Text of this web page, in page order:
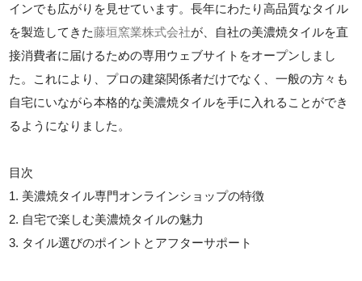
インでも広がりを見せています。長年にわたり高品質なタイル
を製造してきた藤垣窯業株式会社が、自社の美濃焼タイルを直
接消費者に届けるための専用ウェブサイトをオープンしまし
た。これにより、プロの建築関係者だけでなく、一般の方々も
自宅にいながら本格的な美濃焼タイルを手に入れることができ
るようになりました。
目次
1. 美濃焼タイル専門オンラインショップの特徴
2. 自宅で楽しむ美濃焼タイルの魅力
3. タイル選びのポイントとアフターサポート